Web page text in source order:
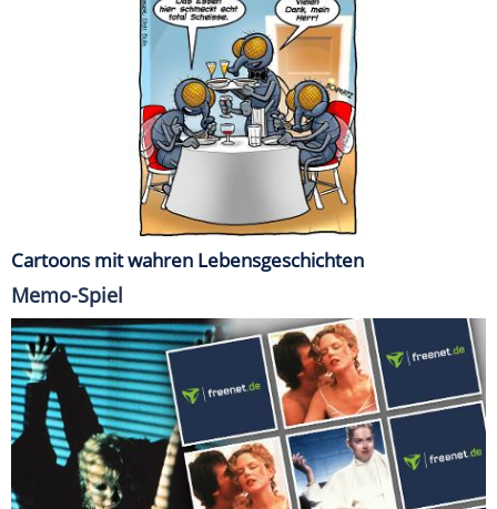
Cartoons mit wahren Lebensgeschichten
Memo-Spiel